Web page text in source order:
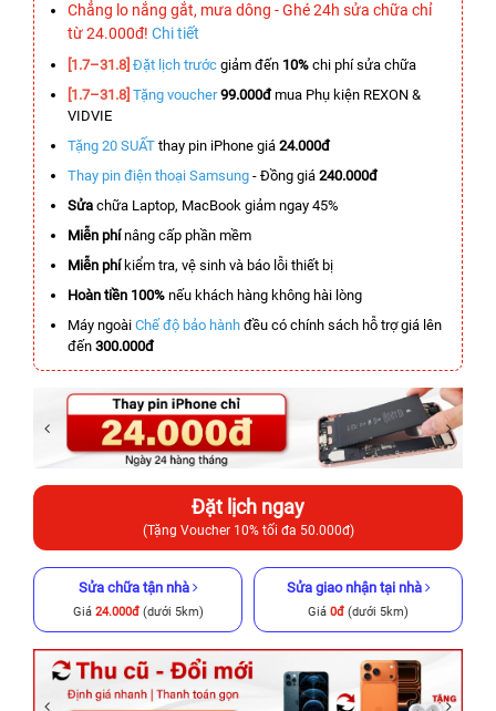
Chẳng lo nắng gắt, mưa dông - Ghé 24h sửa chữa chỉ
từ 24.000đ! Chi tiết
[1.7–31.8] Đặt lịch trước giảm đến 10% chi phí sửa chữa
[1.7–31.8] Tặng voucher 99.000đmua Phụ kiện REXON &
VIDVIE
Tặng 20 SUẤT thay pin iPhone giá 24.000đ
Thay pin điện thoại Samsung - Đồng giá 240.000đ
Sửa chữa Laptop, MacBook giảm ngay 45%
Miễn phínâng cấp phần mềm
Miễn phíkiểm tra, vệ sinh và báo lỗi thiết bị
Hoàn tiền 100% nếu khách hàng không hài lòng
Máy ngoài Chế độ bảo hành đều có chính sách hỗ trợ giá lên
đến 300.000đ
Đặt lịch ngay
(Tặng Voucher 10% tối đa 50.000đ)
Sửa chữa tận nhà
Giá 24.000đ(dưới 5km)
Sửa giao nhận tại nhà
Giá 0đ (dưới 5km)